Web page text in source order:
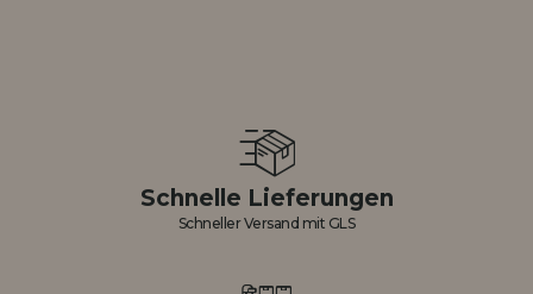
Schnelle Lieferungen
Schneller Versand mit GLS